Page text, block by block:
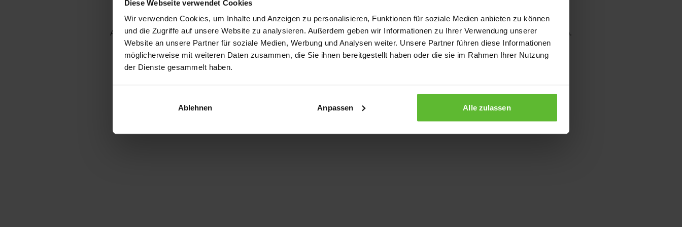
Diese Webseite verwendet Cookies
Wir verwenden Cookies, um Inhalte und Anzeigen zu personalisieren, Funktionen für soziale Medien anbieten zu können
und die Zugriffe auf unsere Website zu analysieren. Außerdem geben wir Informationen zu Ihrer Verwendung unserer
Website an unsere Partner für soziale Medien, Werbung und Analysen weiter. Unsere Partner führen diese Informationen
möglicherweise mit weiteren Daten zusammen, die Sie ihnen bereitgestellt haben oder die sie im Rahmen Ihrer Nutzung
der Dienste gesammelt haben.
Ablehnen Anpassen Alle zulassen
Application error: a client-side exception has occurred while loading www.kurzwego.de (see the browser console for more information).